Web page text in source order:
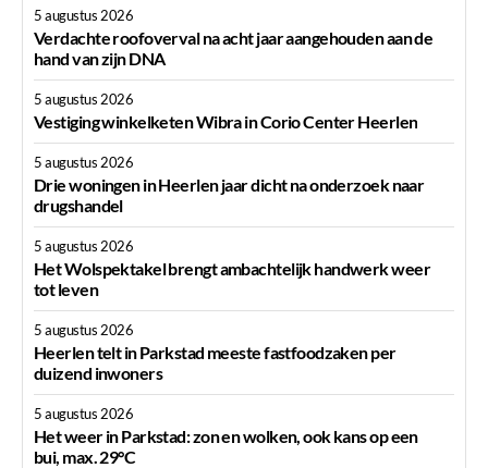
5 augustus 2026
Verdachte roofoverval na acht jaar aangehouden aan de
hand van zijn DNA
5 augustus 2026
Vestiging winkelketen Wibra in Corio Center Heerlen
5 augustus 2026
Drie woningen in Heerlen jaar dicht na onderzoek naar
drugshandel
5 augustus 2026
Het Wolspektakel brengt ambachtelijk handwerk weer
tot leven
5 augustus 2026
Heerlen telt in Parkstad meeste fastfoodzaken per
duizend inwoners
5 augustus 2026
Het weer in Parkstad: zon en wolken, ook kans op een
bui, max. 29°C